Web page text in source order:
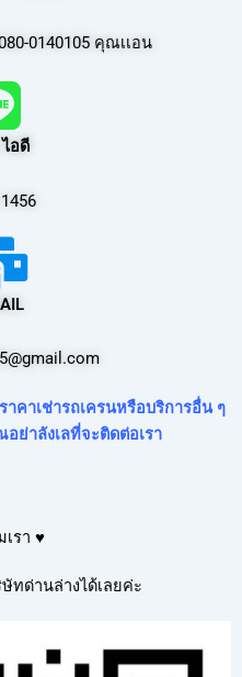
0140105 คุณเเอน
ไอดี
คาเช่ารถเครนหรือบริการอื่น ๆ
ย่าลังเลที่จะติดต่อเรา
เรา ♥
ทด่านล่างได้เลยค่ะ